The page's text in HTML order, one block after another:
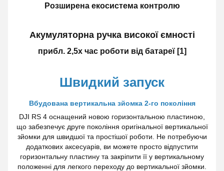
Розширена екосистема контролю
Акумуляторна ручка високої ємності
прибл. 2,5x час роботи від батареї [1]
Швидкий запуск
Вбудована вертикальна зйомка 2-го покоління
DJI RS 4 оснащений новою горизонтальною пластиною,
що забезпечує друге покоління оригінальної вертикальної
зйомки для швидшої та простішої роботи. Не потребуючи
додаткових аксесуарів, ви можете просто відпустити
горизонтальну пластину та закріпити її у вертикальному
положенні для легкого переходу до вертикальної зйомки.